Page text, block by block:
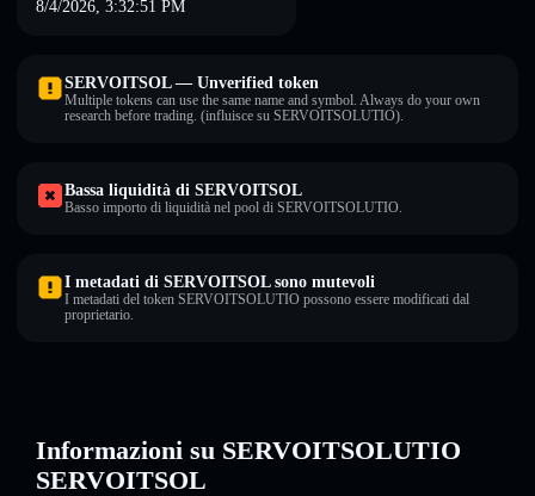
8/4/2026, 3:32:51 PM
SERVOITSOL — Unverified token
Multiple tokens can use the same name and symbol. Always do your own
research before trading. (influisce su SERVOITSOLUTIO).
Bassa liquidità di SERVOITSOL
Basso importo di liquidità nel pool di SERVOITSOLUTIO.
I metadati di SERVOITSOL sono mutevoli
I metadati del token SERVOITSOLUTIO possono essere modificati dal
proprietario.
Informazioni su SERVOITSOLUTIO
SERVOITSOL